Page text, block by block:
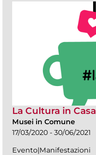
La Cultura in Casa
Musei in Comune
17/03/2020 - 30/06/2021
Evento|Manifestazioni